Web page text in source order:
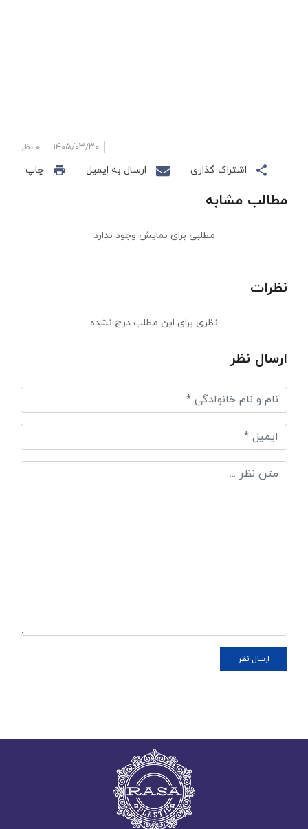
۱۴۰۵/۰۳/۳۰ ۰ نظر
اشتراک گذاری ارسال به ایمیل چاپ
مطالب مشابه
مطلبی برای نمایش وجود ندارد
نظرات
نظری برای این مطلب درج نشده
ارسال نظر